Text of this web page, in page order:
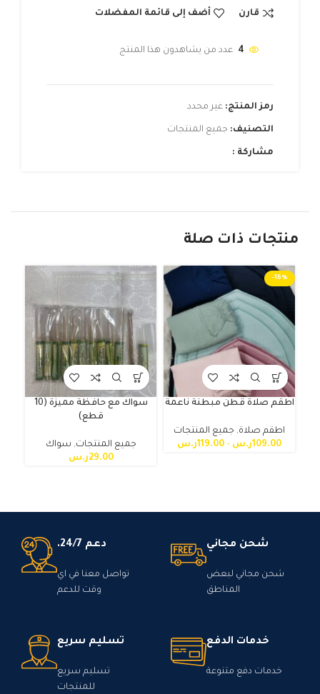
قارن أضف إلى قائمة المفضلات
4 عدد من يشاهدون هذا المنتج
رمز المنتج: غير محدد
التصنيف: جميع المنتجات
مشاركة :
منتجات ذات صلة
-16%
اطقم صلاة قطن مبطنة ناعمة
اطقم صلاة, جميع المنتجات
109.00 ر.س –
119.00 ر.س
سواك مع حافظة مميزة (10
قطع)
جميع المنتجات, سواك
29.00ر.س
شحن مجاني
شحن مجاني لبعض
المناطق
دعم 24/7.
تواصل معنا في اي
وقت للدعم
خدمات الدفع
خدمات دفع متنوعة
تسليم سريع
تسليم سريع
للمنتجات